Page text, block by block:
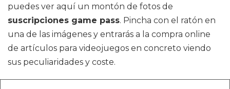
puedes ver aquí un montón de fotos de
suscripciones game pass. Pincha con el ratón en
una de las imágenes y entrarás a la compra online
de artículos para videojuegos en concreto viendo
sus peculiaridades y coste.